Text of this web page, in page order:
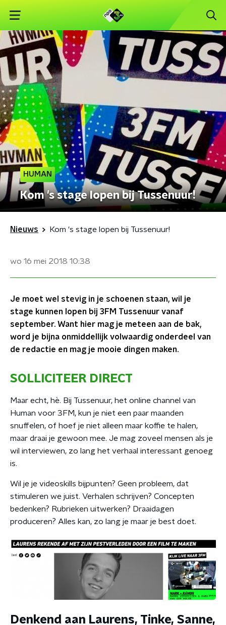
HUMAN
Kom 's stage lopen bij Tussenuur!
Nieuws Kom 's stage lopen bij Tussenuur!
wo 16 mei 2018 10:38
Je moet wel stevig in je schoenen staan, wil je
stage kunnen lopen bij 3FM Tussenuur vanaf
september. Want hier mag je meteen aan de bak,
word je bijna onmiddellijk volwaardig onderdeel van
de redactie en mag je mooie dingen maken.
SOLLICITEER DIRECT
Maar echt, hè. Bij Tussenuur, het online channel van
Human voor 3FM, kun je niet een paar maanden
snuffelen, of hoef je niet alleen maar koffie te halen,
maar draai je gewoon mee. Je mag zoveel mensen als je
wil interviewen, zo lang het verhaal interessant genoeg
is.
Wil je je videoskills bijpunten? Geen probleem, dat
stimuleren we juist. Verhalen schrijven? Concepten
bedenken? Rubrieken uitwerken? Draaidagen
produceren? Alles kan, zo lang je maar je best doet.
Denkend aan Laurens, Tinke, Sanne,